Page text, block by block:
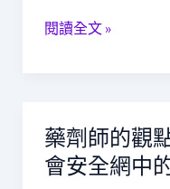
窮
安
全
網
閱讀全文 »
藥劑師的觀
會安全網中
藥
劑
師